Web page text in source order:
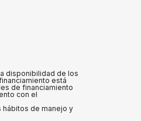
disponibilidad de los
está
de financiamiento
con el
hábitos de manejo y